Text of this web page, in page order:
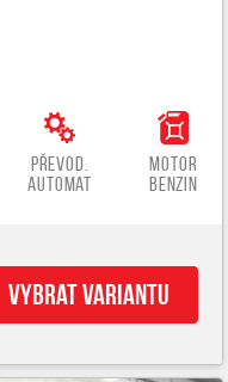
Převod.
automat
Motor
benzin
Vybrat variantu